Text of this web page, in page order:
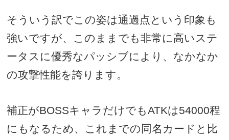
そういう訳でこの姿は通過点という印象も
強いですが、このままでも非常に高いステ
ータスに優秀なパッシブにより、なかなか
の攻撃性能を誇ります。
補正がBOSSキャラだけでもATKは54000程
にもなるため、これまでの同名カードと比